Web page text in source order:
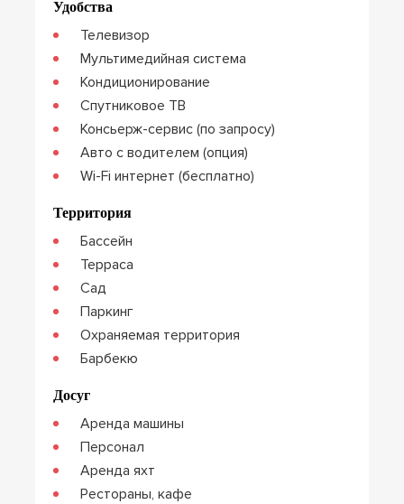
Удобства
Телевизор
Мультимедийная система
Кондиционирование
Спутниковое ТВ
Консьерж-сервис (по запросу)
Авто с водителем (опция)
Wi-Fi интернет (бесплатно)
Территория
Бассейн
Терраса
Сад
Паркинг
Охраняемая территория
Барбекю
Досуг
Аренда машины
Персонал
Аренда яхт
Рестораны, кафе